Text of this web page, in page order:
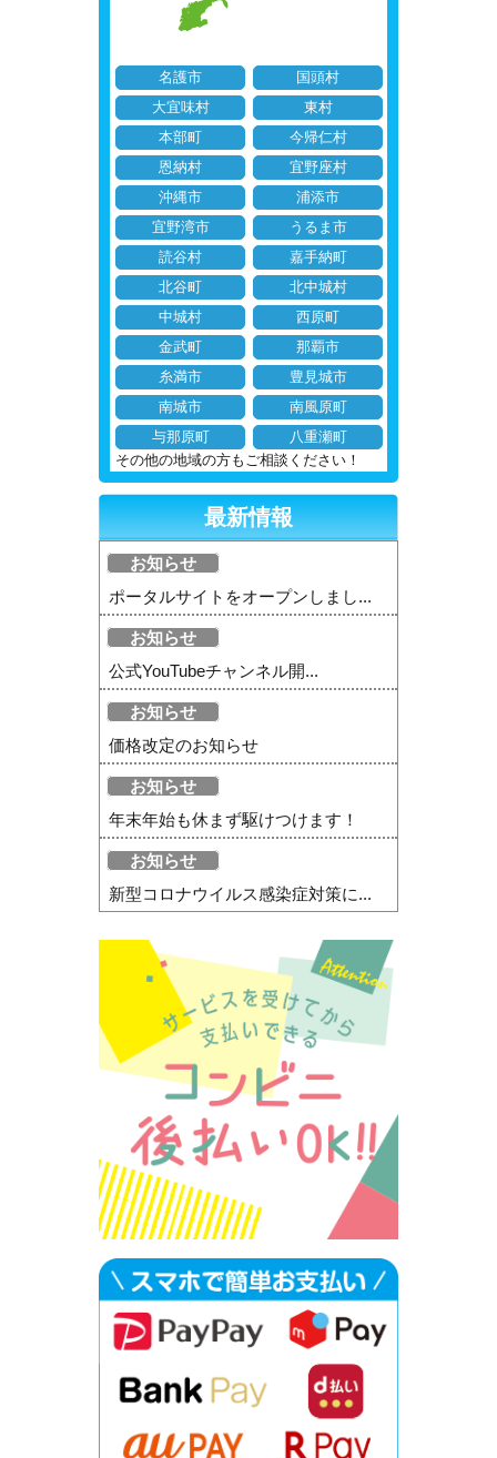
名護市
国頭村
大宜味村
東村
本部町
今帰仁村
恩納村
宜野座村
沖縄市
浦添市
宜野湾市
うるま市
読谷村
嘉手納町
北谷町
北中城村
中城村
西原町
金武町
那覇市
糸満市
豊見城市
南城市
南風原町
与那原町
八重瀬町
その他の地域の方もご相談ください！
最新情報
お知らせ
ポータルサイトをオープンしまし...
お知らせ
公式YouTubeチャンネル開...
お知らせ
価格改定のお知らせ
お知らせ
年末年始も休まず駆けつけます！
お知らせ
新型コロナウイルス感染症対策に...